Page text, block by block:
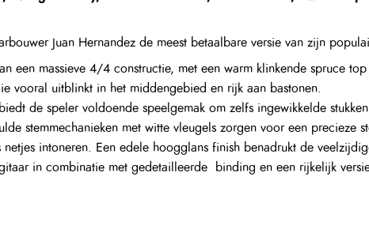
Juan Hernandez de meest betaalbare versie van zijn
een massieve 4/4 constructie, met een warm klinkende spruce
vooral uitblinkt in het middengebied en rijk aan bastonen.
de speler voldoende speelgemak om zelfs ingewikkelde
stemmechanieken met witte vleugels zorgen voor een precieze
intoneren. Een edele hoogglans finish benadrukt de
in combinatie met gedetailleerde binding en een rijkelijk